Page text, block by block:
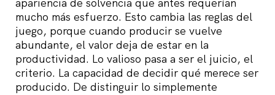
apariencia de solvencia que antes requerían
mucho más esfuerzo. Esto cambia las reglas del
juego, porque cuando producir se vuelve
abundante, el valor deja de estar en la
productividad. Lo valioso pasa a ser el juicio, el
criterio. La capacidad de decidir qué merece ser
producido. De distinguir lo simplemente